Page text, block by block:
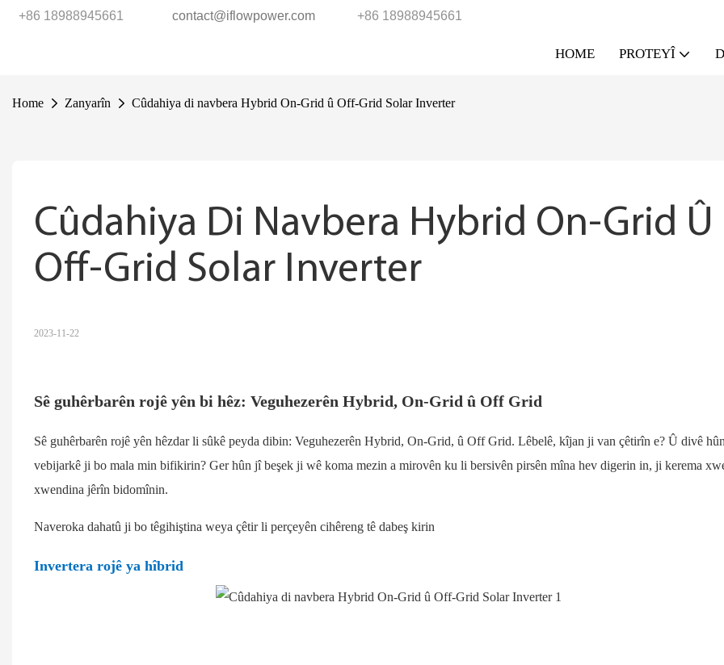
+86 18988945661 contact@iflowpower.com +86 18988945661
HOME PROTEYÎ
Home Zanyarîn Cûdahiya di navbera Hybrid On-Grid û Off-Grid Solar Inverter
Cûdahiya Di Navbera Hybrid On-Grid Û
Off-Grid Solar Inverter
2023-11-22
Sê guhêrbarên rojê yên bi hêz: Veguhezerên Hybrid, On-Grid û Off Grid
Sê guhêrbarên rojê yên hêzdar li sûkê peyda dibin: Veguhezerên Hybrid, On-Grid, û Off Grid. Lêbelê, kîjan ji van çêtirîn e? Û divê
vebijarkê ji bo mala min bifikirin? Ger hûn jî beşek ji wê koma mezin a mirovên ku li bersivên pirsên mîna hev digerin in, ji kerema
xwendina jêrîn bidomînin.
Naveroka dahatû ji bo têgihiştina weya çêtir li perçeyên cihêreng tê dabeş kirin
Invertera rojê ya hîbrid